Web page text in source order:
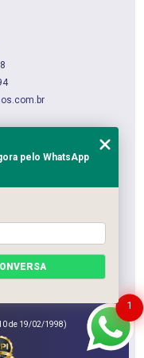
de 19/02/1998)
1
pelo WhatsApp